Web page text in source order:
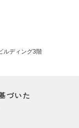
ルディング3階
づいた